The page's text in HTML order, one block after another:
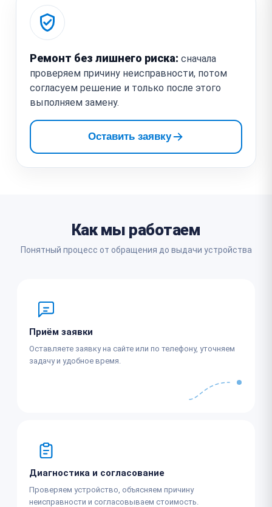
Ремонт без лишнего риска: сначала
проверяем причину неисправности, потом
согласуем решение и только после этого
выполняем замену.
Оставить заявку
Как мы работаем
Понятный процесс от обращения до выдачи устройства
Приём заявки
Оставляете заявку на сайте или по телефону, уточняем
задачу и удобное время.
Диагностика и согласование
Проверяем устройство, объясняем причину
неисправности и согласовываем стоимость.